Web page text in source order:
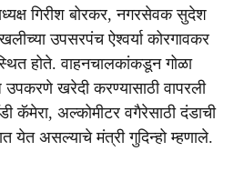
गिरीश बोरकर, नगरसेवक सुदेश
उपसरपंच ऐश्वर्या कोरगावकर
होते. वाहनचालकांकडून गोळा
खरेदी करण्यासाठी वापरली
कॅमेरा, अल्कोमीटर वगैरेसाठी दंडाची
असल्याचे मंत्री गुदिन्हो म्हणाले.